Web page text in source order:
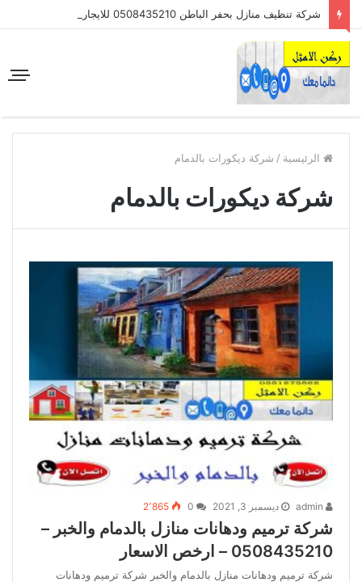
شركة تنظيف منازل بحفر الباطن 0508435210 للايجار
الرئيسية / شركة ديكورات بالدمام
شركة ديكورات بالدمام
ديسمبر 3, 2021 2٬865
شركة ترميم ودهانات منازل بالدمام والخبر –
0508435210 – ارخص الاسعار
شركة ترميم ودهانات منازل بالدمام والخبر شركة ترميم ودهانات